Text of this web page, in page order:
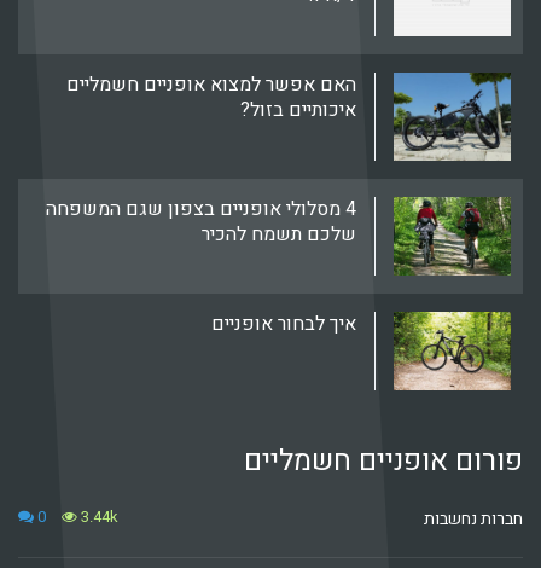
האם אפשר למצוא אופניים חשמליים
איכותיים בזול?
4 מסלולי אופניים בצפון שגם המשפחה
שלכם תשמח להכיר
איך לבחור אופניים
פורום אופניים חשמליים
חברות נחשבות 3.44k
0